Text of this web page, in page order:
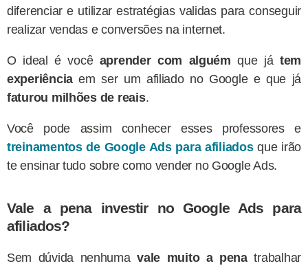
diferenciar e utilizar estratégias validas para conseguir
realizar vendas e conversões na internet.
O ideal é você aprender com alguém que já tem
experiência em ser um afiliado no Google e que já
faturou milhões de reais.
Você pode assim conhecer esses professores e
treinamentos de Google Ads para afiliadosque irão
te ensinar tudo sobre como vender no Google Ads.
Vale a pena investir no Google Ads para
afiliados?
Sem dúvida nenhumavale muito a penatrabalhar